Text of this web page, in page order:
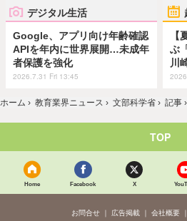
デジタル生活
Google、アプリ向け年齢確認
APIを年内に世界展開…未成年
者保護を強化
2026.7.31 Fri 13:45
ぶ
川
ホーム › 教育業界ニュース › 文部科学省 › 記事 ›
TOP
Home Facebook X
お問合せ 広告掲載 会社概要